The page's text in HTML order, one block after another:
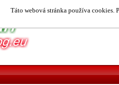
Táto webová stránka používa cookies.